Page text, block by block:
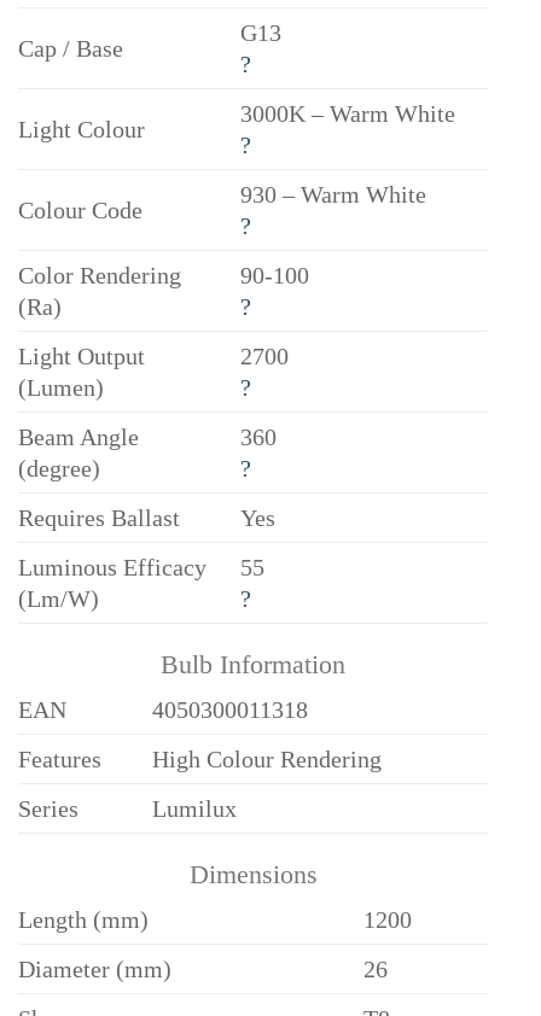
Cap / Base
G13
?
Light Colour
3000K – Warm White
?
Colour Code
930 – Warm White
?
Color Rendering
(Ra)
90-100
?
Light Output
(Lumen)
2700
?
Beam Angle
(degree)
360
?
Requires Ballast
Yes
Luminous Efficacy
(Lm/W)
55
?
Bulb Information
EAN
4050300011318
Features
High Colour Rendering
Series
Lumilux
Dimensions
Length (mm)
1200
Diameter (mm)
26